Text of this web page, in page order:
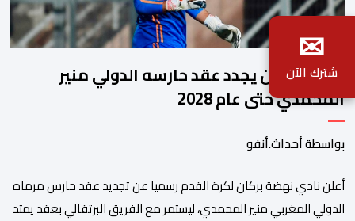
نهضة بركان يجدد عقد حارسه الدولي منير
المحمدي حتى عام 2028
بواسطة أحداث.أنفو
​أعلن نادي نهضة بركان لكرة القدم رسميا عن تجديد عقد حارس مرماه
الدولي المغربي منير المحمدي، ليستمر مع الفريق البرتقالي بعقد يمتد
✉
شترك الآن